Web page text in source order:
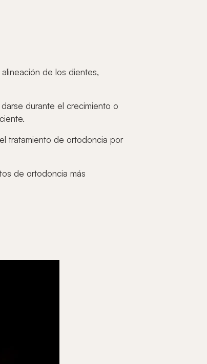
de los dientes,
durante el crecimiento o
tratamiento de ortodoncia por
de ortodoncia más